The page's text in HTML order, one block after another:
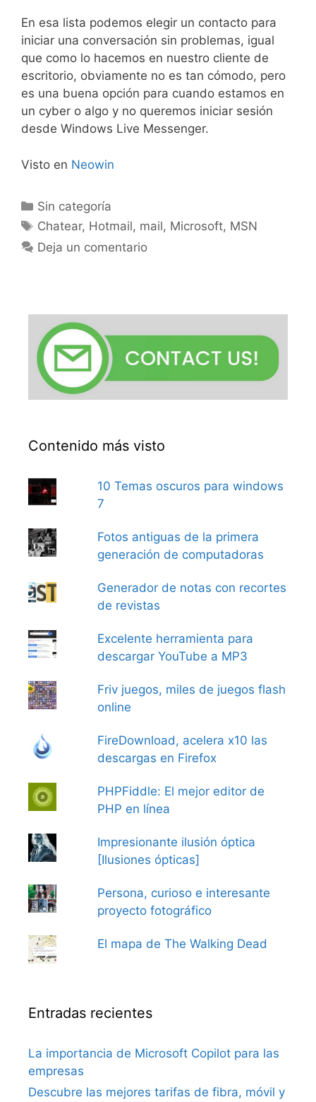
En esa lista podemos elegir un contacto para
iniciar una conversación sin problemas, igual
que como lo hacemos en nuestro cliente de
escritorio, obviamente no es tan cómodo, pero
es una buena opción para cuando estamos en
un cyber o algo y no queremos iniciar sesión
desde Windows Live Messenger.
Visto en Neowin
Categorías
Sin categoría
Etiquetas
Chatear, Hotmail, mail, Microsoft, MSN
Deja un comentario
Contenido más visto
10 Temas oscuros para windows
7
Fotos antiguas de la primera
generación de computadoras
Generador de notas con recortes
de revistas
Excelente herramienta para
descargar YouTube a MP3
Friv juegos, miles de juegos flash
online
FireDownload, acelera x10 las
descargas en Firefox
PHPFiddle: El mejor editor de
PHP en línea
Impresionante ilusión óptica
[Ilusiones ópticas]
Persona, curioso e interesante
proyecto fotográfico
El mapa de The Walking Dead
Entradas recientes
La importancia de Microsoft Copilot para las
empresas
Descubre las mejores tarifas de fibra, móvil y